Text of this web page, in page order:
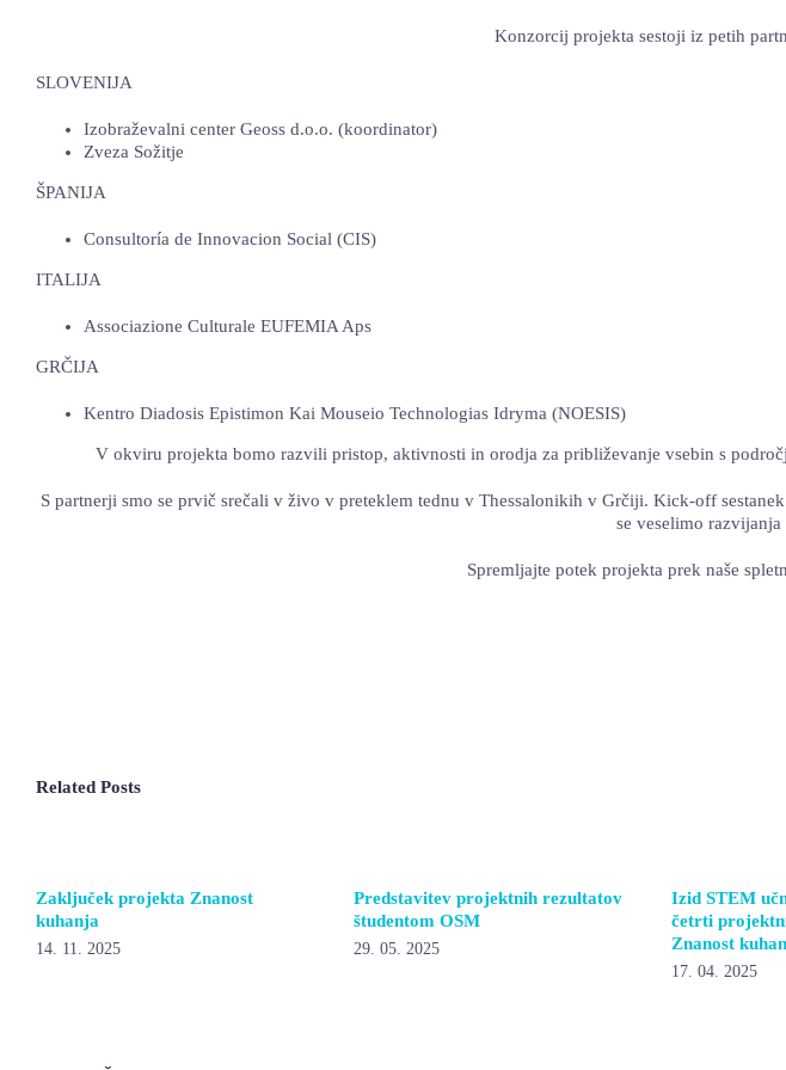
Konzorcij projekta sestoji iz petih
SLOVENIJA
Izobraževalni center Geoss d.o.o. (koordinator)
Zveza Sožitje
ŠPANIJA
Consultoría de Innovacion Social (CIS)
ITALIJA
Associazione Culturale EUFEMIA Aps
GRČIJA
Kentro Diadosis Epistimon Kai Mouseio Technologias Idryma (NOESIS)
V okviru projekta bomo razvili pristop, aktivnosti in orodja za približevanje vsebin s
S partnerji smo se prvič srečali v živo v preteklem tednu v Thessalonikih v Grčiji. Kick-off
se veselimo
Spremljajte potek projekta prek naše
Related Posts
Zaključek projekta Znanost
kuhanja
14. 11. 2025
Predstavitev projektnih rezultatov
študentom OSM
29. 05. 2025
Izid STEM
četrti
Znanost
17. 04. 2025